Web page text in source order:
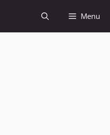
Menu